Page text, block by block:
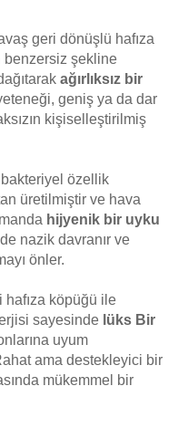
geri dönüşlü hafıza
benzersiz şekline
ağırlıksız bir
geniş ya da dar
kişiselleştirilmiş
özellik
üretilmiştir ve hava
hijyenik bir uyku
nazik davranır ve
önler.
hafıza köpüğü ile
sayesinde lüks Bir
uyum
ama destekleyici bir
mükemmel bir